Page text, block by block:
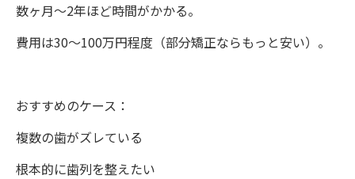
数ヶ月〜2年ほど時間がかかる。
費用は30〜100万円程度（部分矯正ならもっと安い）。
おすすめのケース：
複数の歯がズレている
根本的に歯列を整えたい